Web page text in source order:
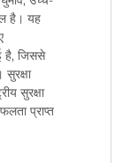
है। यह
है, जिससे
सुरक्षा
प्राप्त